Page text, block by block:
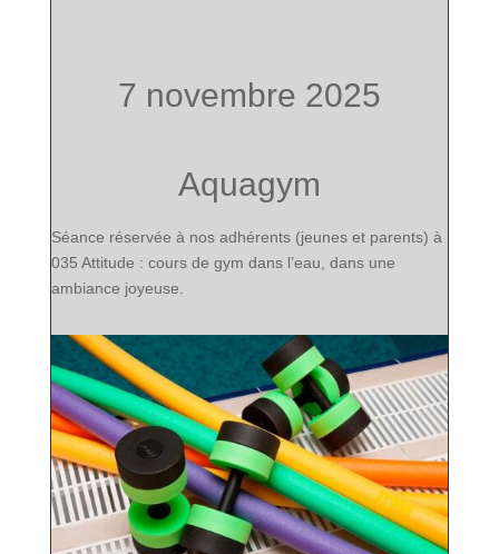
7 novembre 2025
Aquagym
Séance réservée à nos adhérents (jeunes et parents) à
035 Attitude : cours de gym dans l’eau, dans une
ambiance joyeuse.